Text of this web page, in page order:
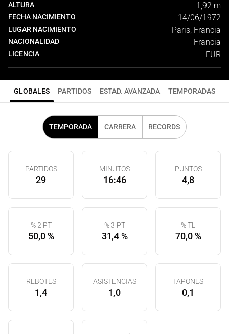
ALTURA 1,92 m
FECHA NACIMIENTO 14/06/1972
LUGAR NACIMIENTO Paris, Francia
NACIONALIDAD Francia
LICENCIA EUR
GLOBALES PARTIDOS ESTAD. AVANZADA TEMPORADAS
TEMPORADA CARRERA RECORDS
PARTIDOS
29
MINUTOS
16:46
PUNTOS
4,8
% 2 PT
50,0 %
% 3 PT
31,4 %
% TL
70,0 %
REBOTES
1,4
ASISTENCIAS
1,0
TAPONES
0,1